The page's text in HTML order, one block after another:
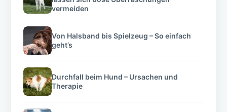
vermeiden
Von Halsband bis Spielzeug – So einfach
geht’s
Durchfall beim Hund – Ursachen und
Therapie